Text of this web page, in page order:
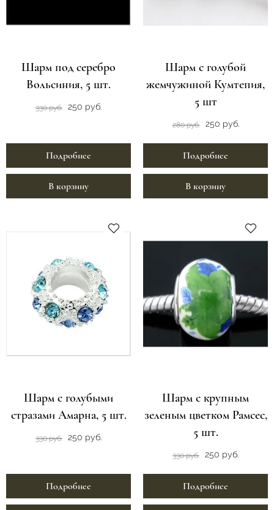
Шарм под серебро
Вольсиния, 5 шт.
330 руб. 250 руб.
Подробнее
В корзину
Шарм с голубой
жемчужиной Кумтепия,
5 шт
280 руб. 250 руб.
Подробнее
В корзину
Шарм с голубыми
стразами Амарна, 5 шт.
330 руб. 250 руб.
Подробнее
Шарм с крупным
зеленым цветком Рамсес,
5 шт.
330 руб. 250 руб.
Подробнее